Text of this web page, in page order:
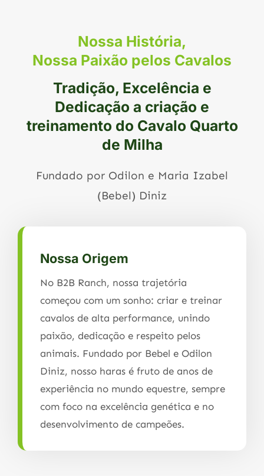
Nossa História,
Nossa Paixão pelos Cavalos
Tradição, Excelência e
Dedicação a criação e
treinamento do Cavalo Quarto
de Milha
Fundado por Odilon e Maria Izabel
(Bebel) Diniz
Nossa Origem
No B2B Ranch, nossa trajetória
começou com um sonho: criar e treinar
cavalos de alta performance, unindo
paixão, dedicação e respeito pelos
animais. Fundado por Bebel e Odilon
Diniz, nosso haras é fruto de anos de
experiência no mundo equestre, sempre
com foco na excelência genética e no
desenvolvimento de campeões.